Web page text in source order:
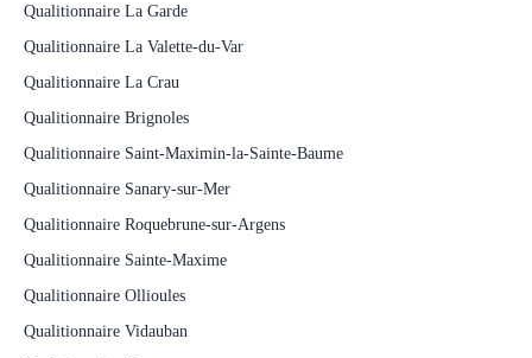
Qualitionnaire La Garde
Qualitionnaire La Valette-du-Var
Qualitionnaire La Crau
Qualitionnaire Brignoles
Qualitionnaire Saint-Maximin-la-Sainte-Baume
Qualitionnaire Sanary-sur-Mer
Qualitionnaire Roquebrune-sur-Argens
Qualitionnaire Sainte-Maxime
Qualitionnaire Ollioules
Qualitionnaire Vidauban